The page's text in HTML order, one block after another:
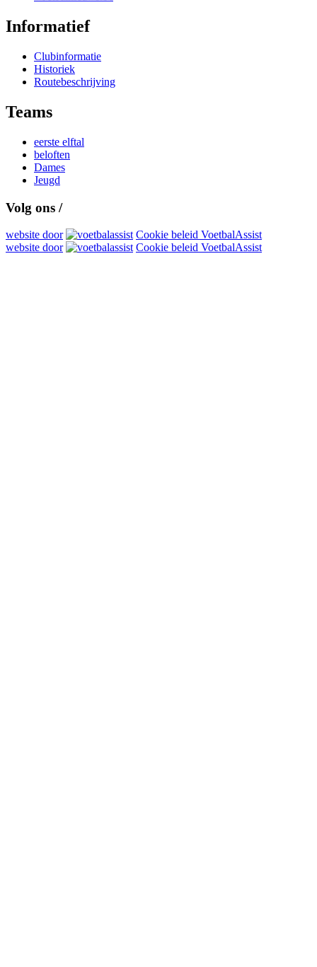
Informatief
Clubinformatie
Historiek
Routebeschrijving
Teams
eerste elftal
beloften
Dames
Jeugd
Volg ons /
website door
Cookie beleid VoetbalAssist
website door
Cookie beleid VoetbalAssist